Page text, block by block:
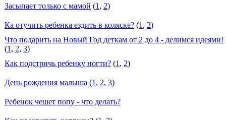
Засыпает только с мамой (1 , 2)
Ка отучить ребенка ездить в коляске? (1 , 2)
Что подарить на Новый Год деткам от 2 до 4 - делимся идеями!
(1 , 2, 3)
Как подстричь ребенку ногти? (1 , 2)
День рождения малыша (1 , 2, 3)
Ребенок чешет попу - что делать?